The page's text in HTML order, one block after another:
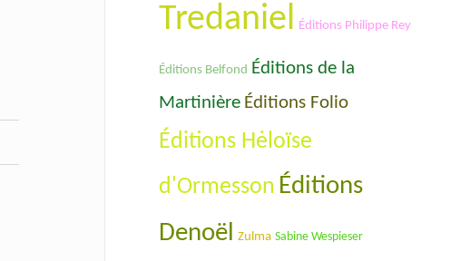
Tredaniel Éditions Philippe Rey
Éditions Belfond Éditions de la
Martinière Éditions Folio
Éditions Hėloïse
d'Ormesson Éditions
Denoël
Zulma Sabine Wespieser